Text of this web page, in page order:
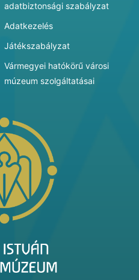
adatbiztonsági szabályzat
Adatkezelés
Játékszabályzat
Vármegyei hatókörű városi
múzeum szolgáltatásai